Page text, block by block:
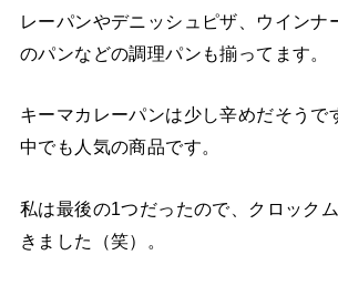
レーパンやデニッシュピザ、ウインナ
のパンなどの調理パンも揃ってます。
キーマカレーパンは少し辛めだそうで
中でも人気の商品です。
私は最後の1つだったので、クロック
きました（笑）。